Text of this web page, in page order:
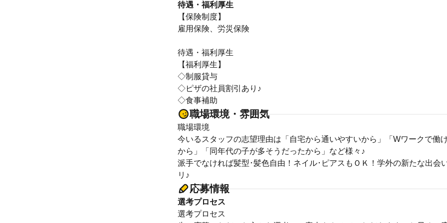
待遇・福利厚生
【保険制度】
雇用保険、労災保険
待遇・福利厚生
【福利厚生】
◇制服貸与
◇ピザの社員割引あり♪
◇食事補助
職場環境・雰囲気
職場環境
今いるスタッフの志望理由は「自宅から通いやすいから」「Wワークで働
から」「同年代の子が多そうだったから」など様々♪
派手でなければ髪型･髪色自由！ネイル･ピアスもＯＫ！学外の新たな出会
リ♪
応募情報
選考プロセス
選考プロセス